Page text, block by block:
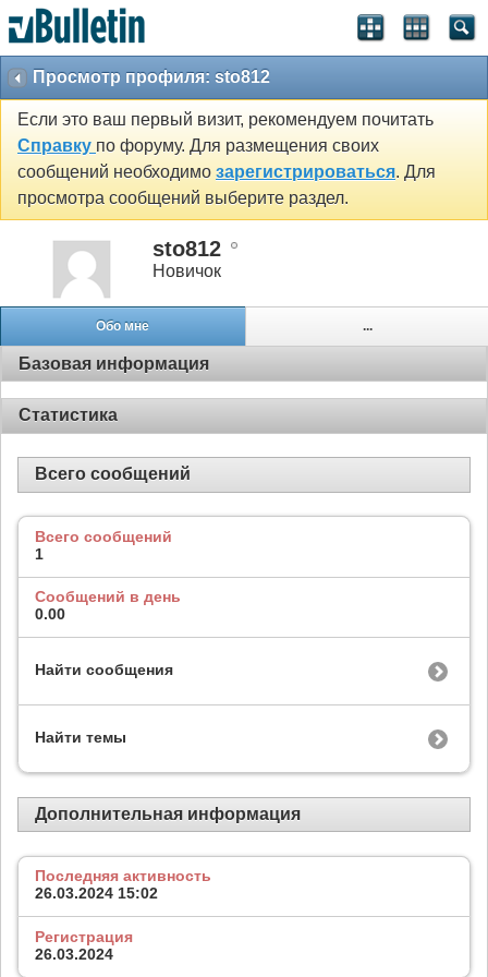
Просмотр профиля: sto812
Если это ваш первый визит, рекомендуем почитать
Справку по форуму. Для размещения своих
сообщений необходимо зарегистрироваться. Для
просмотра сообщений выберите раздел.
sto812
Новичок
Обо мне ...
Базовая информация
Статистика
Всего сообщений
Всего сообщений
1
Сообщений в день
0.00
Найти сообщения
Найти темы
Дополнительная информация
Последняя активность
26.03.2024 15:02
Регистрация
26.03.2024